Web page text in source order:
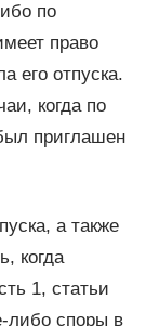
по
право
его отпуска.
когда по
приглашен
а также
когда
1, статьи
либо споры в